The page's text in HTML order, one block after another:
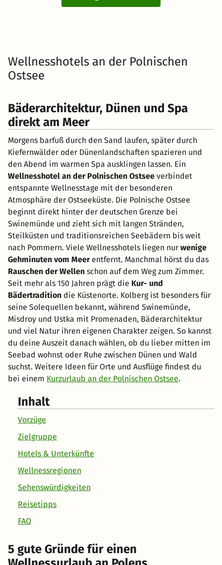
Wellnesshotels an der Polnischen
Ostsee
Bäderarchitektur, Dünen und Spa
direkt am Meer
Morgens barfuß durch den Sand laufen, später durch
Kiefernwälder oder Dünenlandschaften spazieren und
den Abend im warmen Spa ausklingen lassen. Ein
Wellnesshotel an der Polnischen Ostsee verbindet
entspannte Wellnesstage mit der besonderen
Atmosphäre der Ostseeküste. Die Polnische Ostsee
beginnt direkt hinter der deutschen Grenze bei
Swinemünde und zieht sich mit langen Stränden,
Steilküsten und traditionsreichen Seebädern bis weit
nach Pommern. Viele Wellnesshotels liegen nur wenige
Gehminuten vom Meerentfernt. Manchmal hörst du das
Rauschen der Wellen schon auf dem Weg zum Zimmer.
Seit mehr als 150 Jahren prägt die Kur- und
Bädertradition die Küstenorte. Kolberg ist besonders für
seine Solequellen bekannt, während Swinemünde,
Misdroy und Ustka mit Promenaden, Bäderarchitektur
und viel Natur ihren eigenen Charakter zeigen. So kannst
du deine Auszeit danach wählen, ob du lieber mitten im
Seebad wohnst oder Ruhe zwischen Dünen und Wald
suchst. Weitere Ideen für Orte und Ausflüge findest du
bei einem Kurzurlaub an der Polnischen Ostsee.
Inhalt
Vorzüge
Zielgruppe
Hotels & Unterkünfte
Wellnessregionen
Sehenswürdigkeiten
Reisetipps
FAQ
5 gute Gründe für einen